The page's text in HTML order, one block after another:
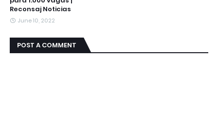
Reconsaj Noticias
June 10, 2022
POST A COMMENT